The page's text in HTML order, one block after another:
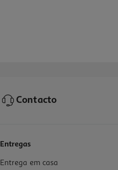
Contacto
Entregas
Entrega em casa